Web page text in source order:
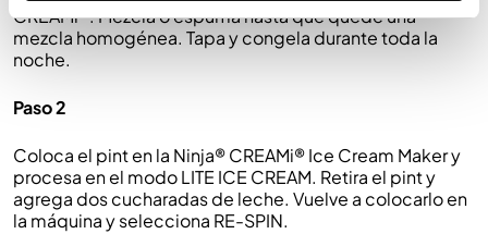
CREAMi®. Mezcla o espuma hasta que quede una
mezcla homogénea. Tapa y congela durante toda la
noche.
Paso 2
Coloca el pint en la Ninja® CREAMi® Ice Cream Maker y
procesa en el modo LITE ICE CREAM. Retira el pint y
agrega dos cucharadas de leche. Vuelve a colocarlo en
la máquina y selecciona RE-SPIN.